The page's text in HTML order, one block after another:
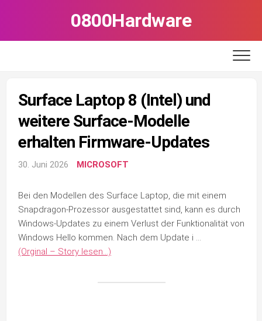
0800Hardware
Surface Laptop 8 (Intel) und
weitere Surface-Modelle
erhalten Firmware-Updates
30. Juni 2026 MICROSOFT
Bei den Modellen des Surface Laptop, die mit einem
Snapdragon-Prozessor ausgestattet sind, kann es durch
Windows-Updates zu einem Verlust der Funktionalität von
Windows Hello kommen. Nach dem Update i …
(Orginal – Story lesen…)